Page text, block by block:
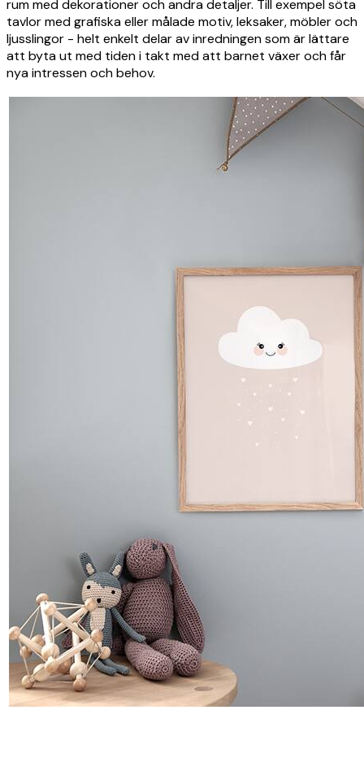
rum med dekorationer och andra detaljer. Till exempel söta
tavlor med grafiska eller målade motiv, leksaker, möbler och
ljusslingor - helt enkelt delar av inredningen som är lättare
att byta ut med tiden i takt med att barnet växer och får
nya intressen och behov.